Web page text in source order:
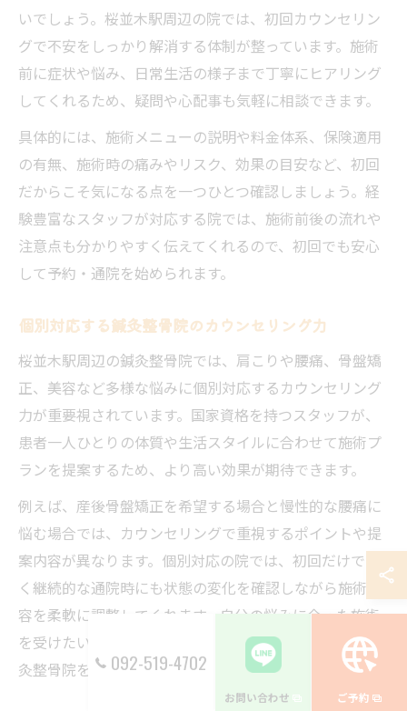
いでしょう。桜並木駅周辺の院では、初回カウンセリン
グで不安をしっかり解消する体制が整っています。施術
前に症状や悩み、日常生活の様子まで丁寧にヒアリング
してくれるため、疑問や心配事も気軽に相談できます。
具体的には、施術メニューの説明や料金体系、保険適用
の有無、施術時の痛みやリスク、効果の目安など、初回
だからこそ気になる点を一つひとつ確認しましょう。経
験豊富なスタッフが対応する院では、施術前後の流れや
注意点も分かりやすく伝えてくれるので、初回でも安心
して予約・通院を始められます。
個別対応する鍼灸整骨院のカウンセリング力
桜並木駅周辺の鍼灸整骨院では、肩こりや腰痛、骨盤矯
正、美容など多様な悩みに個別対応するカウンセリング
力が重要視されています。国家資格を持つスタッフが、
患者一人ひとりの体質や生活スタイルに合わせて施術プ
ランを提案するため、より高い効果が期待できます。
例えば、産後骨盤矯正を希望する場合と慢性的な腰痛に
悩む場合では、カウンセリングで重視するポイントや提
案内容が異なります。個別対応の院では、初回だけでな
く継続的な通院時にも状態の変化を確認しながら施術内
容を柔軟に調整してくれます。自分の悩みに合った施術
を受けたい方は、個別対応のカウンセリング力が高い鍼
灸整骨院を選ぶと良いでしょう。
092-519-4702
お問い合わせ ご予約